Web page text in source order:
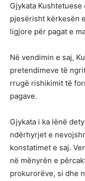
Gjykata
pjesërisht kërkesën
ligjore për pagat e
Në vendimin e saj,
pretendimeve të
rrugë rishikimit të
pagave.
Gjykata i ka lënë
ndërhyrjet e
konstatimet e saj.
në mënyrën e
prokurorëve, si dhe